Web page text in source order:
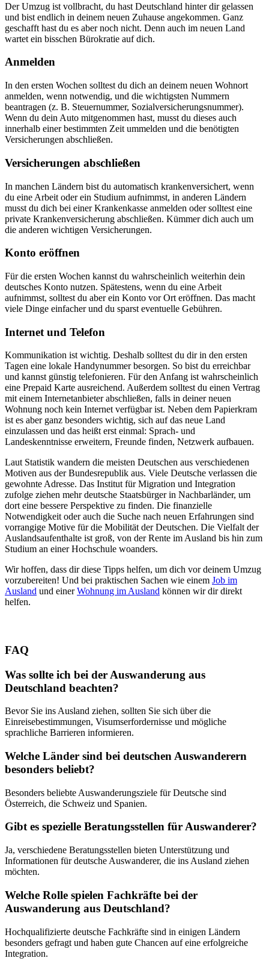
Der Umzug ist vollbracht, du hast Deutschland hinter dir gelassen
und bist endlich in deinem neuen Zuhause angekommen. Ganz
geschafft hast du es aber noch nicht. Denn auch im neuen Land
wartet ein bisschen Bürokratie auf dich.
Anmelden
In den ersten Wochen solltest du dich an deinem neuen Wohnort
anmelden, wenn notwendig, und die wichtigsten Nummern
beantragen (z. B. Steuernummer, Sozialversicherungsnummer).
Wenn du dein Auto mitgenommen hast, musst du dieses auch
innerhalb einer bestimmten Zeit ummelden und die benötigten
Versicherungen abschließen.
Versicherungen abschließen
In manchen Ländern bist du automatisch krankenversichert, wenn
du eine Arbeit oder ein Studium aufnimmst, in anderen Ländern
musst du dich bei einer Krankenkasse anmelden oder solltest eine
private Krankenversicherung abschließen. Kümmer dich auch um
die anderen wichtigen Versicherungen.
Konto eröffnen
Für die ersten Wochen kannst du wahrscheinlich weiterhin dein
deutsches Konto nutzen. Spätestens, wenn du eine Arbeit
aufnimmst, solltest du aber ein Konto vor Ort eröffnen. Das macht
viele Dinge einfacher und du sparst eventuelle Gebühren.
Internet und Telefon
Kommunikation ist wichtig. Deshalb solltest du dir in den ersten
Tagen eine lokale Handynummer besorgen. So bist du erreichbar
und kannst günstig telefonieren. Für den Anfang ist wahrscheinlich
eine Prepaid Karte ausreichend. Außerdem solltest du einen Vertrag
mit einem Internetanbieter abschließen, falls in deiner neuen
Wohnung noch kein Internet verfügbar ist. Neben dem Papierkram
ist es aber ganz besonders wichtig, sich auf das neue Land
einzulassen und das heißt erst einmal: Sprach- und
Landeskenntnisse erweitern, Freunde finden, Netzwerk aufbauen.
Laut Statistik wandern die meisten Deutschen aus verschiedenen
Motiven aus der Bundesrepublik aus. Viele Deutsche verlassen die
gewohnte Adresse. Das Institut für Migration und Integration
zufolge ziehen mehr deutsche Staatsbürger in Nachbarländer, um
dort eine bessere Perspektive zu finden. Die finanzielle
Notwendigkeit oder auch die Suche nach neuen Erfahrungen sind
vorrangige Motive für die Mobilität der Deutschen. Die Vielfalt der
Auslandsaufenthalte ist groß, von der Rente im Ausland bis hin zum
Studium an einer Hochschule woanders.
Wir hoffen, dass dir diese Tipps helfen, um dich vor deinem Umzug
vorzubereiten! Und bei praktischen Sachen wie einem Job im
Ausland und einerWohnung im Ausland können wir dir direkt
helfen.
FAQ
Was sollte ich bei der Auswanderung aus
Deutschland beachten?
Bevor Sie ins Ausland ziehen, sollten Sie sich über die
Einreisebestimmungen, Visumserfordernisse und mögliche
sprachliche Barrieren informieren.
Welche Länder sind bei deutschen Auswanderern
besonders beliebt?
Besonders beliebte Auswanderungsziele für Deutsche sind
Österreich, die Schweiz und Spanien.
Gibt es spezielle Beratungsstellen für Auswanderer?
Ja, verschiedene Beratungsstellen bieten Unterstützung und
Informationen für deutsche Auswanderer, die ins Ausland ziehen
möchten.
Welche Rolle spielen Fachkräfte bei der
Auswanderung aus Deutschland?
Hochqualifizierte deutsche Fachkräfte sind in einigen Ländern
besonders gefragt und haben gute Chancen auf eine erfolgreiche
Integration.